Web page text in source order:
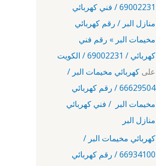
69002231 / فني كهربائي
منازل البر / رقم كهربائي
مخيمات البر » رقم فني
كهربائي / 69002231 / الكويت
على كهربائي مخيمات البر /
66629504 / رقم كهربائي
مخيمات البر / فني كهربائي
منازل البر
كهربائي مخيمات البر /
66934100 / رقم كهربائي